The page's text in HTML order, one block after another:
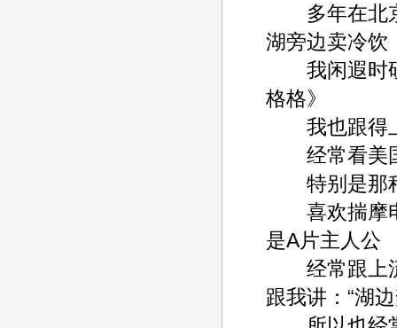
多年在北京
湖旁边卖冷饮
我闲遐时研
格格》
我也跟得上
经常看美国
特别是那种
喜欢揣摩电
是A片主人公
经常跟上流
跟我讲：“湖